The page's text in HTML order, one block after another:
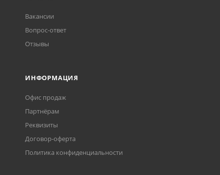
Вакансии
Вопрос-ответ
Отзывы
ИНФОРМАЦИЯ
Офис продаж
Партнёрам
Реквизиты
Договор-оферта
Политика конфиденциальности